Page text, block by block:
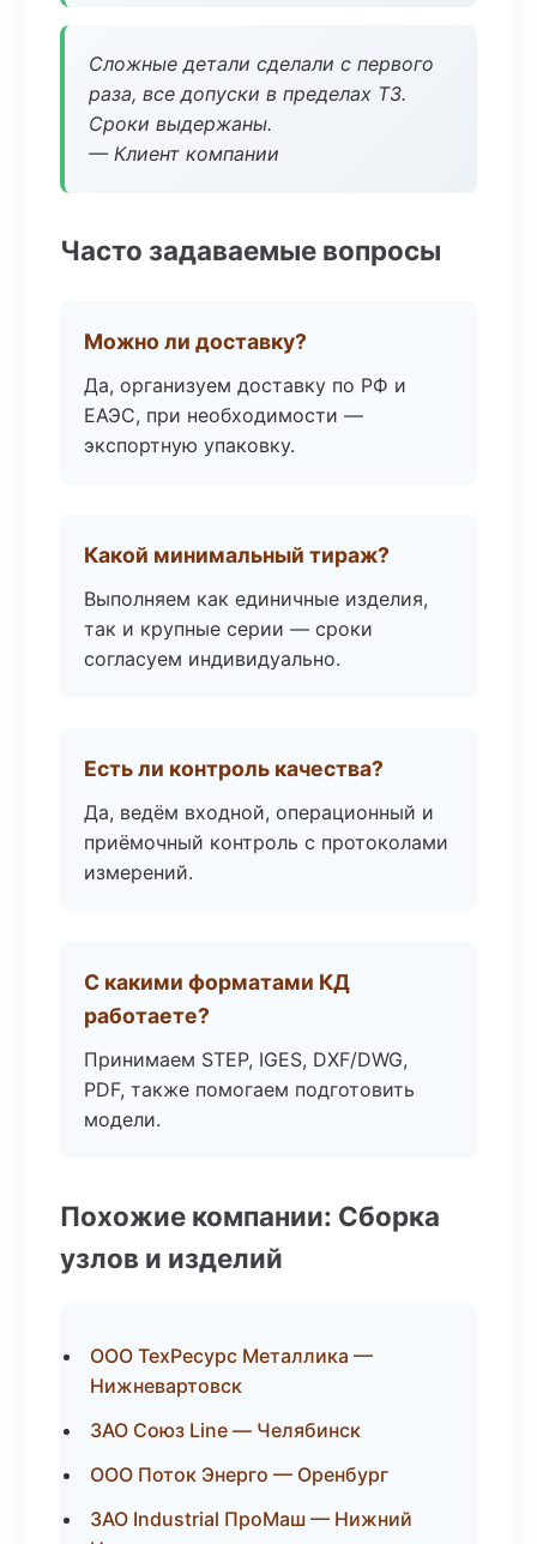
Сложные детали сделали с первого
раза, все допуски в пределах ТЗ.
Сроки выдержаны.
— Клиент компании
Часто задаваемые вопросы
Можно ли доставку?
Да, организуем доставку по РФ и
ЕАЭС, при необходимости —
экспортную упаковку.
Какой минимальный тираж?
Выполняем как единичные изделия,
так и крупные серии — сроки
согласуем индивидуально.
Есть ли контроль качества?
Да, ведём входной, операционный и
приёмочный контроль с протоколами
измерений.
С какими форматами КД
работаете?
Принимаем STEP, IGES, DXF/DWG,
PDF, также помогаем подготовить
модели.
Похожие компании: Сборка
узлов и изделий
ООО ТехРесурс Металлика —
Нижневартовск
ЗАО Союз Line — Челябинск
ООО Поток Энерго — Оренбург
ЗАО Industrial ПроМаш — Нижний